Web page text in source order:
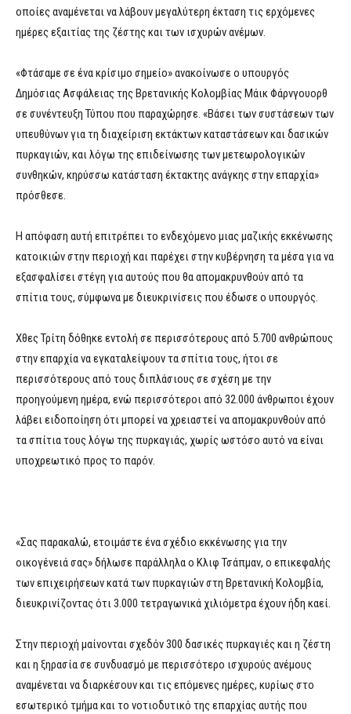
οποίες αναμένεται να λάβουν μεγαλύτερη έκταση τις ερχόμενες
ημέρες εξαιτίας της ζέστης και των ισχυρών ανέμων.
«Φτάσαμε σε ένα κρίσιμο σημείο» ανακοίνωσε ο υπουργός
Δημόσιας Ασφάλειας της Βρετανικής Κολομβίας Μάικ Φάρνγουορθ
σε συνέντευξη Τύπου που παραχώρησε. «Βάσει των συστάσεων των
υπευθύνων για τη διαχείριση εκτάκτων καταστάσεων και δασικών
πυρκαγιών, και λόγω της επιδείνωσης των μετεωρολογικών
συνθηκών, κηρύσσω κατάσταση έκτακτης ανάγκης στην επαρχία»
πρόσθεσε.
Η απόφαση αυτή επιτρέπει το ενδεχόμενο μιας μαζικής εκκένωσης
κατοικιών στην περιοχή και παρέχει στην κυβέρνηση τα μέσα για να
εξασφαλίσει στέγη για αυτούς που θα απομακρυνθούν από τα
σπίτια τους, σύμφωνα με διευκρινίσεις που έδωσε ο υπουργός.
Χθες Τρίτη δόθηκε εντολή σε περισσότερους από 5.700 ανθρώπους
στην επαρχία να εγκαταλείψουν τα σπίτια τους, ήτοι σε
περισσότερους από τους διπλάσιους σε σχέση με την
προηγούμενη ημέρα, ενώ περισσότεροι από 32.000 άνθρωποι έχουν
λάβει ειδοποίηση ότι μπορεί να χρειαστεί να απομακρυνθούν από
τα σπίτια τους λόγω της πυρκαγιάς, χωρίς ωστόσο αυτό να είναι
υποχρεωτικό προς το παρόν.
«Σας παρακαλώ, ετοιμάστε ένα σχέδιο εκκένωσης για την
οικογένειά σας» δήλωσε παράλληλα ο Κλιφ Τσάπμαν, ο επικεφαλής
των επιχειρήσεων κατά των πυρκαγιών στη Βρετανική Κολομβία,
διευκρινίζοντας ότι 3.000 τετραγωνικά χιλιόμετρα έχουν ήδη καεί.
Στην περιοχή μαίνονται σχεδόν 300 δασικές πυρκαγιές και η ζέστη
και η ξηρασία σε συνδυασμό με περισσότερο ισχυρούς ανέμους
αναμένεται να διαρκέσουν και τις επόμενες ημέρες, κυρίως στο
εσωτερικό τμήμα και το νοτιοδυτικό της επαρχίας αυτής που